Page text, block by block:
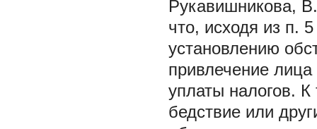
Рукавишникова,
что, исходя из п.
установлению
привлечение лица
уплаты налогов. К
бедствие или